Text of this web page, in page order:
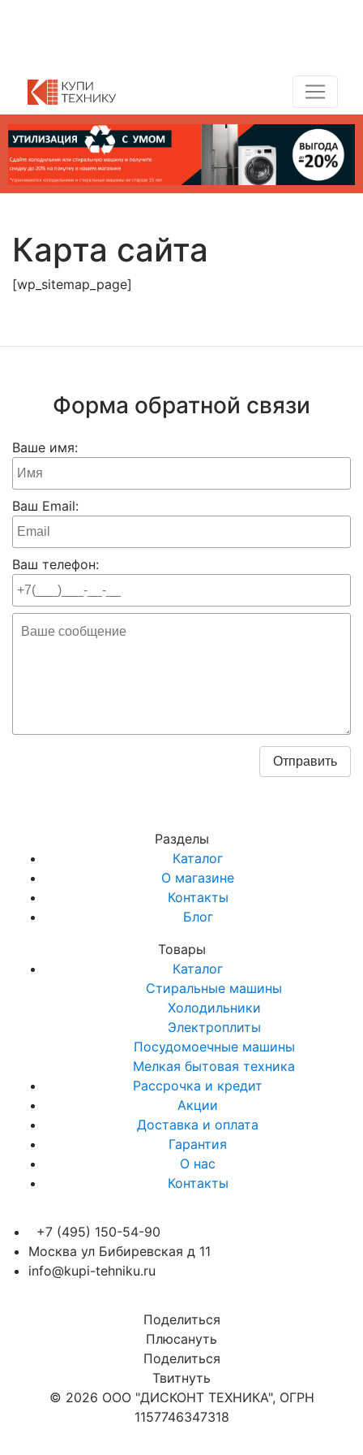
Карта сайта
[wp_sitemap_page]
Форма обратной связи
Ваше имя:
Ваш Email:
Ваш телефон:
Разделы
Каталог
О магазине
Контакты
Блог
Товары
Каталог
Стиральные машины
Холодильники
Электроплиты
Посудомоечные машины
Мелкая бытовая техника
Рассрочка и кредит
Акции
Доставка и оплата
Гарантия
О нас
Контакты
+7 (495) 150-54-90
Москва ул Бибиревская д 11
info@kupi-tehniku.ru
Поделиться
Плюсануть
Поделиться
Твитнуть
© 2026 ООО "ДИСКОНТ ТЕХНИКА", ОГРН
1157746347318